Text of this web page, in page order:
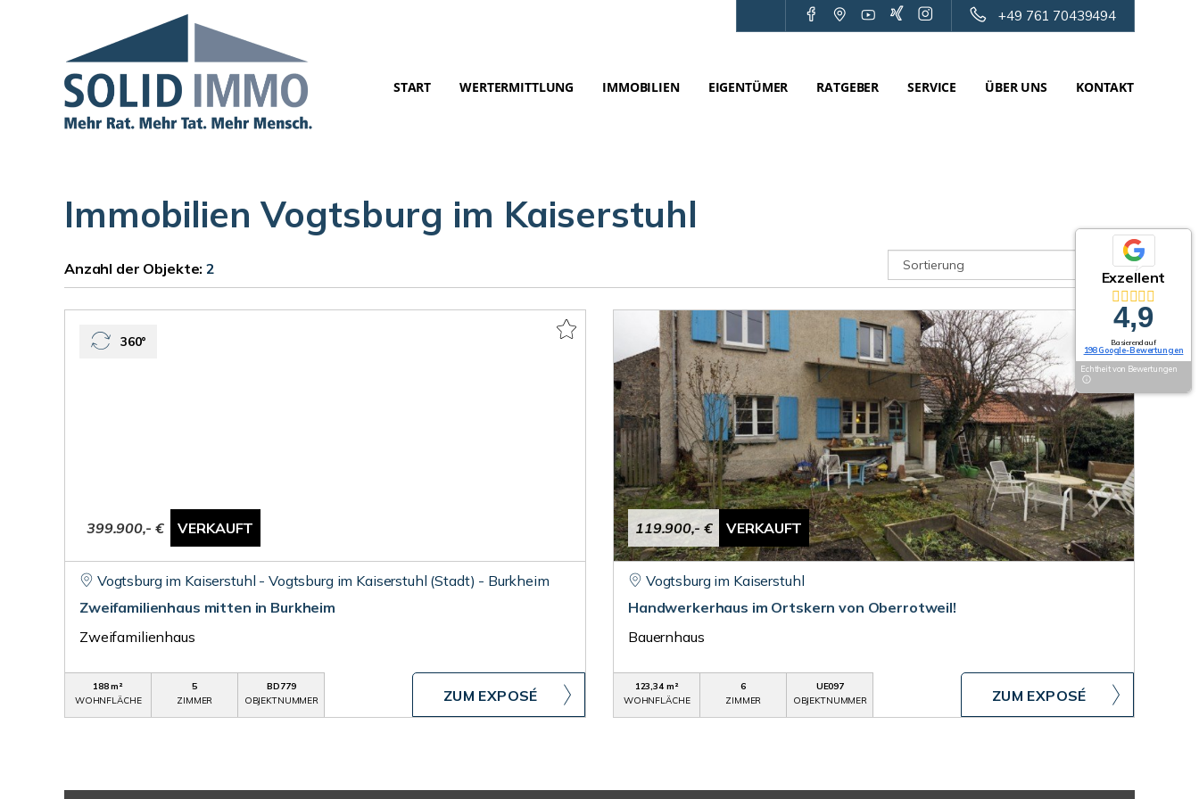
+49 761 70439494
START WERTERMITTLUNG IMMOBILIEN EIGENTÜMER RATGEBER SERVICE ÜBER UNS KONTAKT
Immobilien Vogtsburg im Kaiserstuhl
Anzahl der Objekte:2
399.900,- € VERKAUFT
360°
Vogtsburg im Kaiserstuhl - Vogtsburg im Kaiserstuhl (Stadt) - Burkheim
Zweifamilienhaus mitten in Burkheim
Zweifamilienhaus
188 m²
WOHNFLÄCHE
5
ZIMMER
BD779
OBJEKTNUMMER
ZUM EXPOSÉ
119.900,- € VERKAUFT
Vogtsburg im Kaiserstuhl
Handwerkerhaus im Ortskern von Oberrotweil!
Bauernhaus
123,34 m²
WOHNFLÄCHE
6
ZIMMER
UE097
OBJEKTNUMMER
ZUM EXPOSÉ
Exzellent
4,9
Basierend auf
198 Google-Bewertungen
Echtheit von Bewertungen